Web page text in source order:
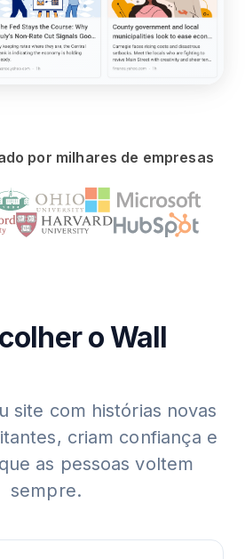
por milhares de empresas
o Wall
site com histórias novas
criam confiança e
as pessoas voltem
sempre.